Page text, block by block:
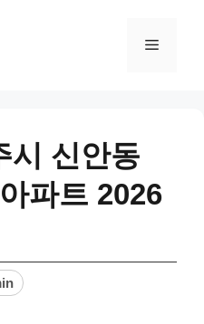
Menu
시 신안동
파트 2026